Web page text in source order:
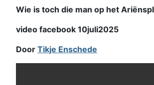
Wie is toch die man op het
video facebook 10juli2025
Door Tikje Enschede